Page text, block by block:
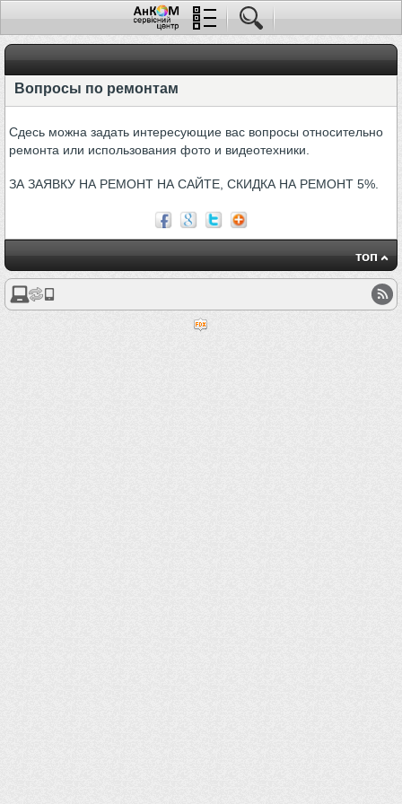
Вопросы по ремонтам
Сдесь можна задать интересующие вас вопросы относительно
ремонта или использования фото и видеотехники.
ЗА ЗАЯВКУ НА РЕМОНТ НА САЙТЕ, СКИДКА НА РЕМОНТ 5%.
топ